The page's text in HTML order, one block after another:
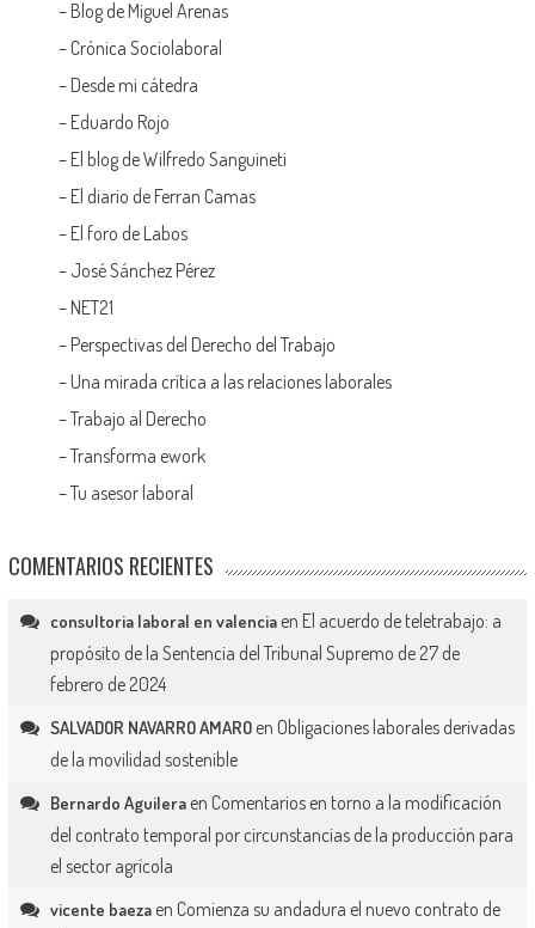
– Blog de Miguel Arenas
– Crónica Sociolaboral
– Desde mi cátedra
– Eduardo Rojo
– El blog de Wilfredo Sanguineti
– El diario de Ferran Camas
– El foro de Labos
– José Sánchez Pérez
– NET21
– Perspectivas del Derecho del Trabajo
– Una mirada crítica a las relaciones laborales
–Trabajo al Derecho
–Transforma ework
–Tu asesor laboral
COMENTARIOS RECIENTES
consultoria laboral en valenciaen El acuerdo de teletrabajo: a
propósito de la Sentencia del Tribunal Supremo de 27 de
febrero de 2024
SALVADOR NAVARRO AMAROen Obligaciones laborales derivadas
de la movilidad sostenible
Bernardo Aguileraen Comentarios en torno a la modificación
del contrato temporal por circunstancias de la producción para
el sector agrícola
vicente baezaen Comienza su andadura el nuevo contrato de